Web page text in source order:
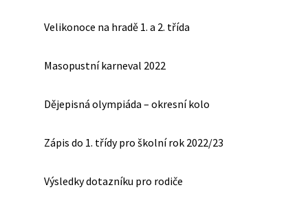
Velikonoce na hradě 1. a 2. třída
Masopustní karneval 2022
Dějepisná olympiáda – okresní kolo
Zápis do 1. třídy pro školní rok 2022/23
Výsledky dotazníku pro rodiče